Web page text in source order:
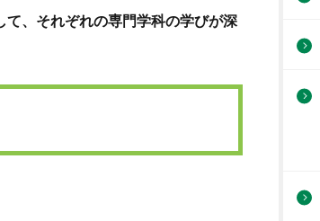
、それぞれの専門学科の学びが深